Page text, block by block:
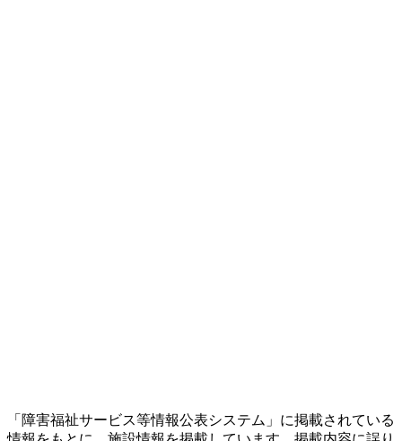
「障害福祉サービス等情報公表システム」に掲載されている